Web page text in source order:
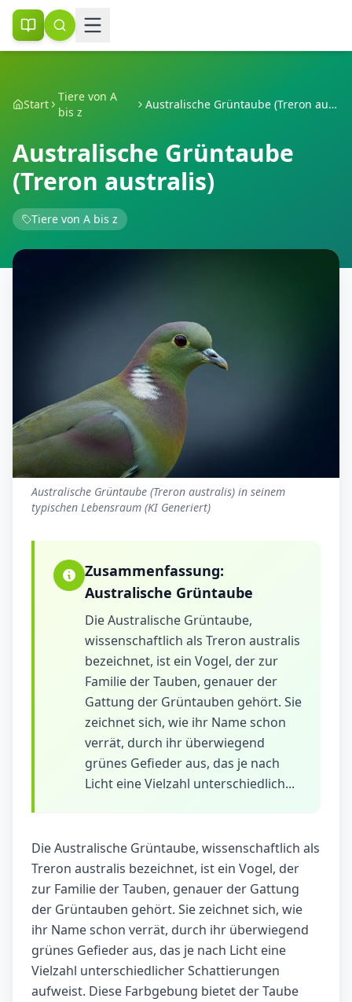
Start
Tiere von A
bis z
Australische Grüntaube (Treron australis)
Australische Grüntaube
(Treron australis)
Tiere von A bis z
Australische Grüntaube (Treron australis) in seinem
typischen Lebensraum (KI Generiert)
Zusammenfassung:
Australische Grüntaube
Die Australische Grüntaube,
wissenschaftlich als Treron australis
bezeichnet, ist ein Vogel, der zur
Familie der Tauben, genauer der
Gattung der Grüntauben gehört. Sie
zeichnet sich, wie ihr Name schon
verrät, durch ihr überwiegend
grünes Gefieder aus, das je nach
Licht eine Vielzahl unterschiedlich...
Die Australische Grüntaube, wissenschaftlich als
Treron australis bezeichnet, ist ein Vogel, der
zur Familie der Tauben, genauer der Gattung
der Grüntauben gehört. Sie zeichnet sich, wie
ihr Name schon verrät, durch ihr überwiegend
grünes Gefieder aus, das je nach Licht eine
Vielzahl unterschiedlicher Schattierungen
aufweist. Diese Farbgebung bietet der Taube